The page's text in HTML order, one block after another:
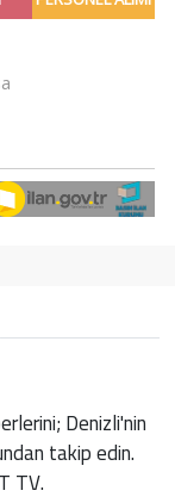
Denizli'nin
takip edin.
TV.